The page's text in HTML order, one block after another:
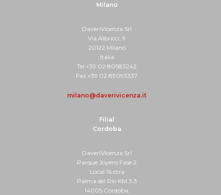
Milano
DaveriVicenza Srl
Via Albricci, 9
20122 Milano
Italia
Tel.+39 02 80583242
Fax.+39 02 89093337
milano@daverivicenza.it
Filial
Cordoba
DaveriVicenza Srl
Parque Joyero Fase 2
Local 16 ctra
Palma del Rio KM 3.3
14005 Cordoba,